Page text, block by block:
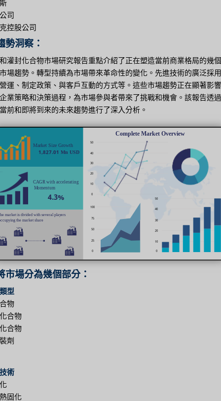
司
控股公司
勢洞察：
灌封化合物市場研究報告重點介紹了正在塑造當前商業格局的幾
場趨勢。轉型持續為市場帶來革命性的變化。先進技術的廣泛採
運、制定政策、與客戶互動的方式等。這些市場趨勢正在顯著影
業策略和決策過程，為市場參與者帶來了挑戰和機會。該報告透
前和即將到來的未來趨勢進行了深入分析。
市場分為幾個部分：
型
物
合物
合物
劑
術
固化